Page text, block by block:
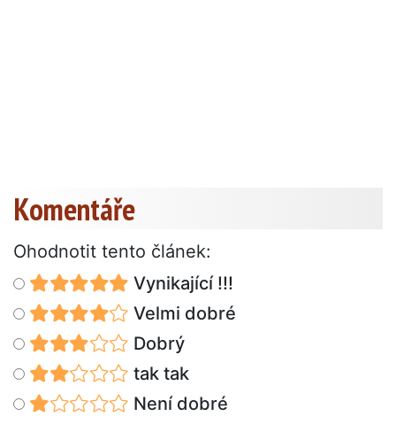
Komentáře
Ohodnotit tento článek:
Vynikající !!!
Velmi dobré
Dobrý
tak tak
Není dobré